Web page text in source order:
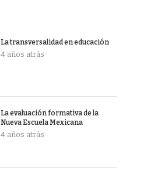
La transversalidad en educación
4 años atrás
La evaluación formativa de la
Nueva Escuela Mexicana
4 años atrás